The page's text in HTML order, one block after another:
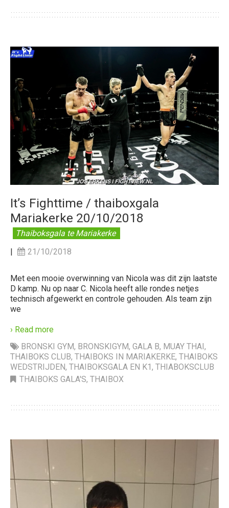
It’s Fighttime / thaiboxgala
Mariakerke 20/10/2018
Thaiboksgala te Mariakerke
21/10/2018
Met een mooie overwinning van Nicola was dit zijn laatste
D kamp. Nu op naar C. Nicola heeft alle rondes netjes
technisch afgewerkt en controle gehouden. Als team zijn
we
› Read more
BRONSKI GYM, BRONSKIGYM, GALA B, MUAY THAI ,
THAIBOKS CLUB, THAIBOKS IN MARIAKERKE, THAIBOKS
WEDSTRIJDEN, THAIBOKSGALA EN K1 , THIABOKSCLUB
THAIBOKS GALA'S, THAIBOX